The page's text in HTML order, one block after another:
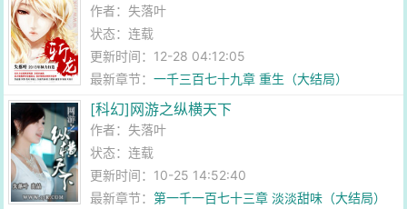
作者：失落叶
状态：连载
更新时间：12-28 04:12:05
最新章节：一千三百七十九章 重生（大结局）
[科幻]网游之纵横天下
作者：失落叶
状态：连载
更新时间：10-25 14:52:40
最新章节：第一千一百七十三章 淡淡甜味（大结局）